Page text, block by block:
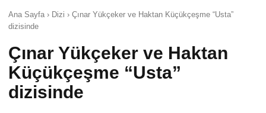
Ana Sayfa › Dizi › Çınar Yükçeker ve Haktan Küçükçeşme “Usta”
dizisinde
Çınar Yükçeker ve Haktan
Küçükçeşme “Usta”
dizisinde